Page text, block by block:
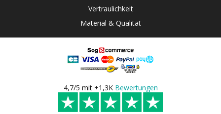
Vertraulichkeit
Material & Qualität
4,7/5 mit +1,3K Bewertungen